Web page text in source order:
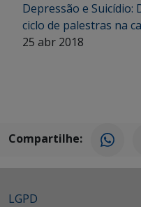
Depressão e Suicídio:
ciclo de palestras na
25 abr 2018
Compartilhe:
LGPD